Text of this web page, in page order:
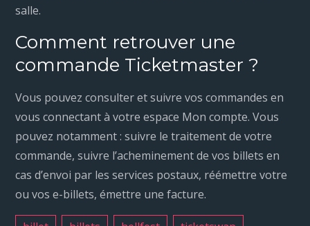
salle.
Comment retrouver une
commande Ticketmaster ?
Vous pouvez consulter et suivre vos commandes en
vous connectant à votre espace Mon compte. Vous
pouvez notamment : suivre le traitement de votre
commande, suivre l’acheminement de vos billets en
cas d’envoi par les services postaux, réémettre votre
ou vos e-billets, émettre une facture.